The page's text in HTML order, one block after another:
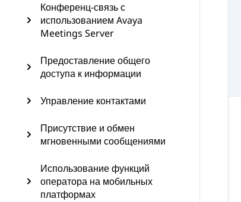
Конференц-связь с
использованием Avaya
Meetings Server
Предоставление общего
доступа к информации
Управление контактами
Присутствие и обмен
мгновенными сообщениями
Использование функций
оператора на мобильных
платформах